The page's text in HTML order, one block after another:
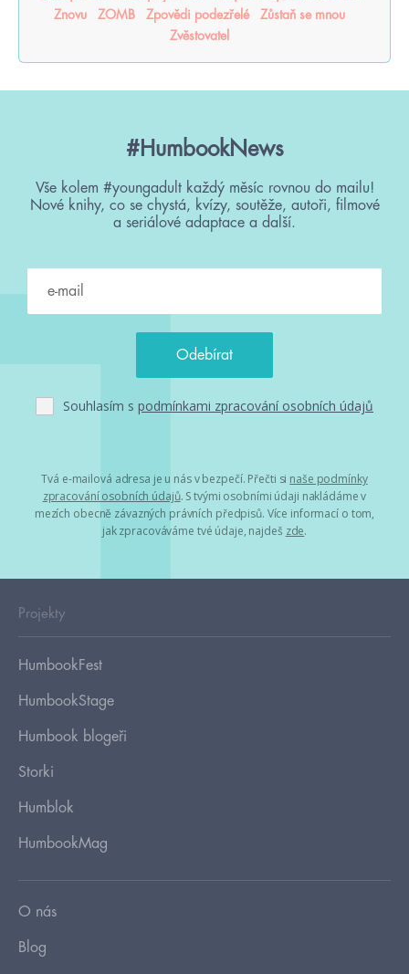
Znovu
ZOMB Zpovědi podezřelé
Zůstaň se mnou
Zvěstovatel
#HumbookNews
Vše kolem #youngadult každý měsíc rovnou do mailu!
Nové knihy, co se chystá, kvízy, soutěže, autoři, filmové
a seriálové adaptace a další.
Souhlasím s podmínkami zpracování osobních údajů
Tvá e-mailová adresa je u nás v bezpečí. Přečti si naše podmínky
zpracování osobních údajů. S tvými osobními údaji nakládáme v
mezích obecně závazných právních předpisů. Více informací o tom,
jak zpracováváme tvé údaje, najdeš zde.
Projekty
HumbookFest
HumbookStage
Humbook blogeři
Storki
Humblok
HumbookMag
O nás
Blog